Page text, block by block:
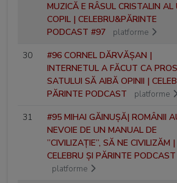
MUZICĂ E RÂSUL CRISTALIN AL
COPIL | CELEBRU&PĂRINTE
PODCAST #97
platforme
30
#96 CORNEL DĂRVĂȘAN |
INTERNETUL A FĂCUT CA
SATULUI SĂ AIBĂ OPINII |
PĂRINTE PODCAST
platforme
31
#95 MIHAI GĂINUȘĂ| ROMÂNII
NEVOIE DE UN MANUAL DE
”CIVILIZAȚIE”, SĂ NE CIVILIZĂM |
CELEBRU ȘI PĂRINTE PODCAST
platforme